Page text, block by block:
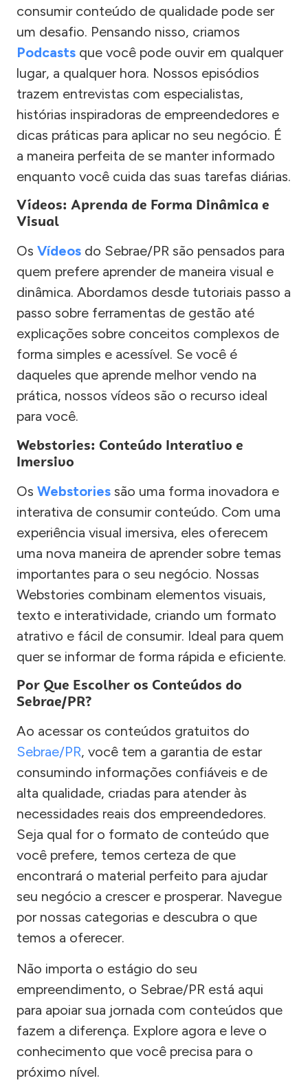
consumir conteúdo de qualidade pode ser
um desafio. Pensando nisso, criamos
Podcasts que você pode ouvir em qualquer
lugar, a qualquer hora. Nossos episódios
trazem entrevistas com especialistas,
histórias inspiradoras de empreendedores e
dicas práticas para aplicar no seu negócio. É
a maneira perfeita de se manter informado
enquanto você cuida das suas tarefas diárias.
Vídeos: Aprenda de Forma Dinâmica e
Visual
Os Vídeos do Sebrae/PR são pensados para
quem prefere aprender de maneira visual e
dinâmica. Abordamos desde tutoriais passo a
passo sobre ferramentas de gestão até
explicações sobre conceitos complexos de
forma simples e acessível. Se você é
daqueles que aprende melhor vendo na
prática, nossos vídeos são o recurso ideal
para você.
Webstories: Conteúdo Interativo e
Imersivo
Os Webstories são uma forma inovadora e
interativa de consumir conteúdo. Com uma
experiência visual imersiva, eles oferecem
uma nova maneira de aprender sobre temas
importantes para o seu negócio. Nossas
Webstories combinam elementos visuais,
texto e interatividade, criando um formato
atrativo e fácil de consumir. Ideal para quem
quer se informar de forma rápida e eficiente.
Por Que Escolher os Conteúdos do
Sebrae/PR?
Ao acessar os conteúdos gratuitos do
Sebrae/PR, você tem a garantia de estar
consumindo informações confiáveis e de
alta qualidade, criadas para atender às
necessidades reais dos empreendedores.
Seja qual for o formato de conteúdo que
você prefere, temos certeza de que
encontrará o material perfeito para ajudar
seu negócio a crescer e prosperar. Navegue
por nossas categorias e descubra o que
temos a oferecer.
Não importa o estágio do seu
empreendimento, o Sebrae/PR está aqui
para apoiar sua jornada com conteúdos que
fazem a diferença. Explore agora e leve o
conhecimento que você precisa para o
próximo nível.